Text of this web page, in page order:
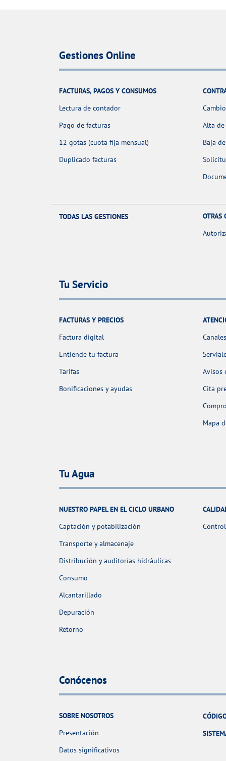
Gestiones Online
FACTURAS, PAGOS Y CONSUMOS
Lectura de contador
Pago de facturas
12 gotas (cuota fija mensual)
Duplicado facturas
Alta
Baja
TODAS LAS GESTIONES
OTRAS
Tu Servicio
FACTURAS Y PRECIOS
Factura digital
Entiende tu factura
Tarifas
Bonificaciones y ayudas
Avisos
Cita
Mapa
Tu Agua
NUESTRO PAPEL EN EL CICLO URBANO
Captación y potabilización
Transporte y almacenaje
Distribución y auditorías hidráulicas
Consumo
Alcantarillado
Depuración
Retorno
Conócenos
SOBRE NOSOTROS
Presentación
Datos significativos